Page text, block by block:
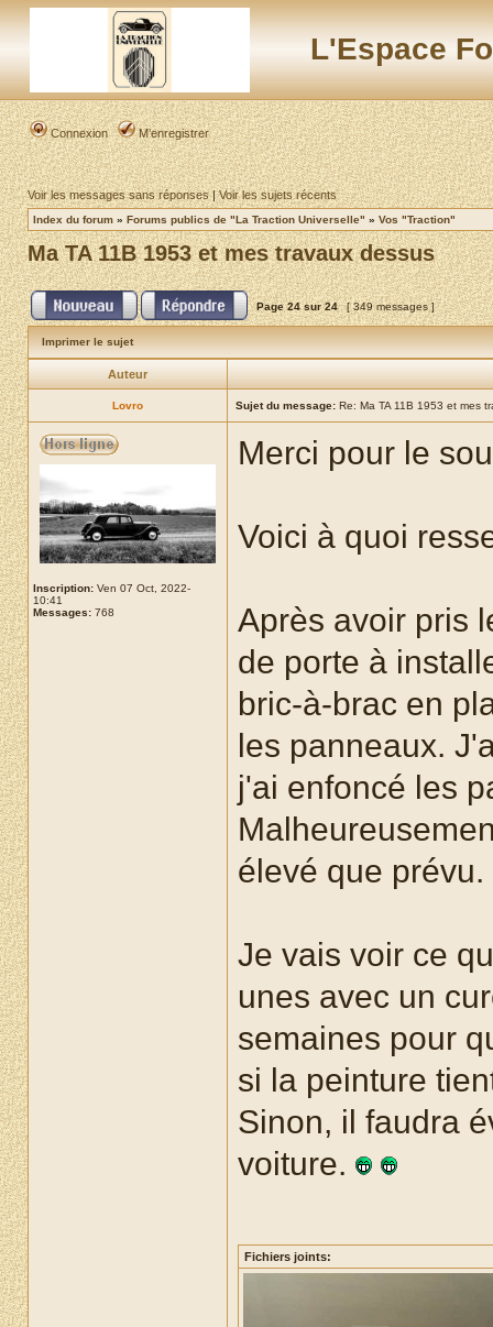
L'Espace
Connexion M’enregistrer
Voir les messages sans réponses|Voir les sujets récents
Index du forum » Forums publics de "La Traction Universelle" » Vos "Traction"
Ma TA 11B 1953 et mes travaux dessus
Page24sur24 [ 349 messages ]
Imprimer le sujet
Auteur
Lovro Sujet du message: Re: Ma TA 11B 1953 et mes
Inscription: Ven 07 Oct, 2022-
10:41
Messages: 768
Merci pour le
Voici à quoi
Après avoir pris
de porte à
bric-à-brac en
les panneaux.
j'ai enfoncé les
élevé que prévu.
Je vais voir ce
unes avec un
semaines pour
si la peinture
Sinon, il faudra
voiture.
Fichiers joints: